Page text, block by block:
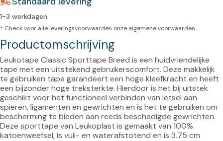
1-3 werkdagen
* Check voor alle leveringsvoorwaarden onze algemene voorwaarden
Productomschrijving
Leukotape Classic Sporttape Breed is een huidvriendelijke
tape met een uitstekend gebruikerscomfort. Deze makkelijk
te gebruiken tape garandeert een hoge kleefkracht en heeft
een bijzonder hoge treksterkte. Hierdoor is het bij uitstek
geschikt voor het functioneel verbinden van letsel aan
spieren, ligamenten en gewrichten en is het te gebruiken om
bescherming te bieden aan reeds beschadigde gewrichten.
Deze sporttape van Leukoplast is gemaakt van 100%
katoenweefsel, is vuil- en waterafstotend en is 3.75 cm